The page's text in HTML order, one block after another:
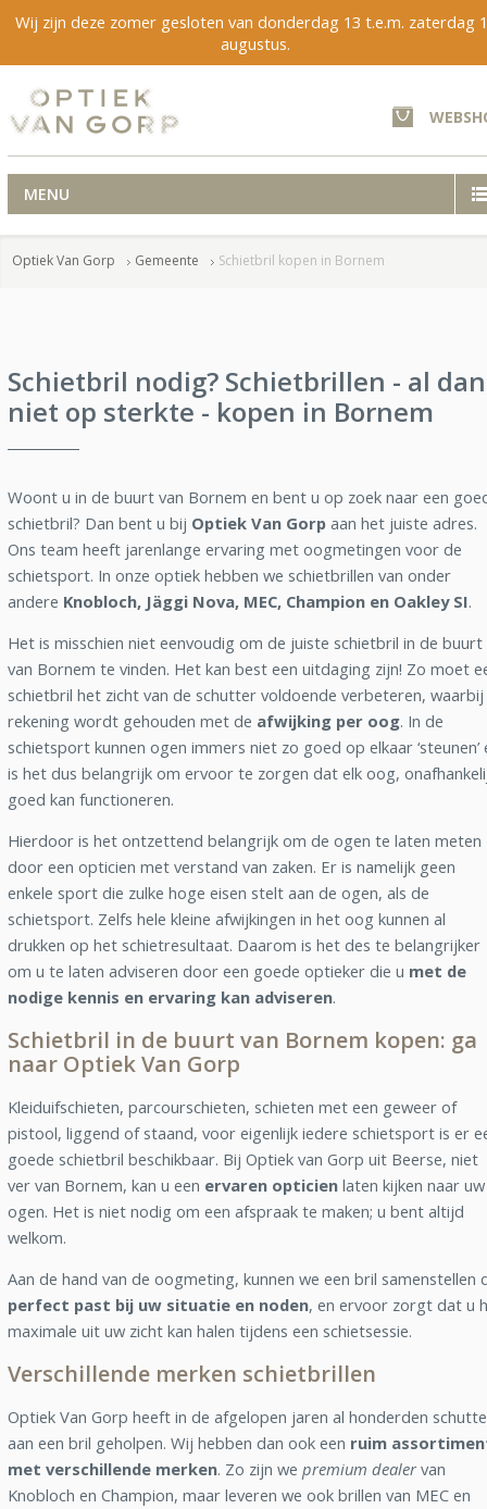
Wij zijn deze zomer gesloten van donderdag 13 t.e.m. zaterdag
augustus.
MENU
Optiek Van Gorp Gemeente Schietbril kopen in Bornem
Schietbril nodig? Schietbrillen - al dan
niet op sterkte - kopen in Bornem
Woont u in de buurt van Bornem en bent u op zoek naar een
schietbril? Dan bent u bij Optiek Van Gorp aan het juiste adres.
Ons team heeft jarenlange ervaring met oogmetingen voor de
schietsport. In onze optiek hebben we schietbrillen van onder
andere Knobloch, Jäggi Nova, MEC, Champion en Oakley SI.
Het is misschien niet eenvoudig om de juiste schietbril in de buurt
van Bornem te vinden. Het kan best een uitdaging zijn! Zo moet
schietbril het zicht van de schutter voldoende verbeteren, waarbij
rekening wordt gehouden met de afwijking per oog. In de
schietsport kunnen ogen immers niet zo goed op elkaar ‘steunen’
is het dus belangrijk om ervoor te zorgen dat elk oog,
goed kan functioneren.
Hierdoor is het ontzettend belangrijk om de ogen te laten meten
door een opticien met verstand van zaken. Er is namelijk geen
enkele sport die zulke hoge eisen stelt aan de ogen, als de
schietsport. Zelfs hele kleine afwijkingen in het oog kunnen al
drukken op het schietresultaat. Daarom is het des te belangrijker
om u te laten adviseren door een goede optieker die u met de
nodige kennis en ervaring kan adviseren.
Schietbril in de buurt van Bornem kopen: ga
naar Optiek Van Gorp
Kleiduifschieten, parcourschieten, schieten met een geweer of
pistool, liggend of staand, voor eigenlijk iedere schietsport is er
goede schietbril beschikbaar. Bij Optiek van Gorp uit Beerse, niet
ver van Bornem, kan u een ervaren opticien laten kijken naar uw
ogen. Het is niet nodig om een afspraak te maken; u bent altijd
welkom.
Aan de hand van de oogmeting, kunnen we een bril samenstellen
perfect past bij uw situatie en noden, en ervoor zorgt dat u
maximale uit uw zicht kan halen tijdens een schietsessie.
Verschillende merken schietbrillen
Optiek Van Gorp heeft in de afgelopen jaren al honderden
aan een bril geholpen. Wij hebben dan ook een ruim
met verschillende merken. Zo zijn we premium dealer van
Knobloch en Champion, maar leveren we ook brillen van MEC en